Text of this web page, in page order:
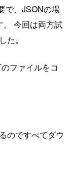
で、JSONの場
。 今回は両方試
。
ファイルをコ
のですべてダウ